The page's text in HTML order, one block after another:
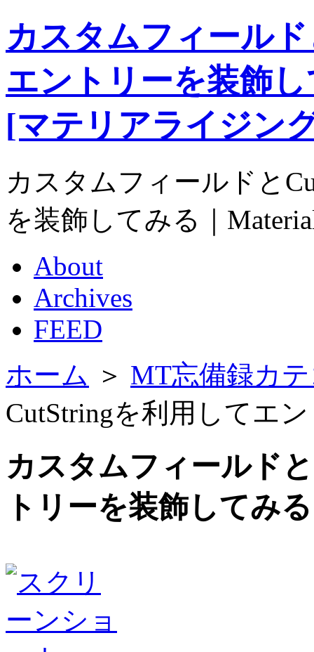
カスタムフィール
エントリーを装飾
[マテリアライジン
カスタムフィールドと
を装飾してみる｜
About
Archives
FEED
ホーム ＞ MT忘備録カ
CutStringを利用してエ
カスタムフィールド
トリーを装飾してみる